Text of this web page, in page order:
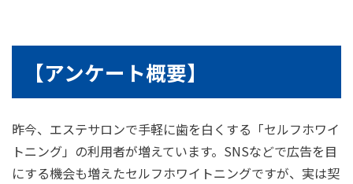
【アンケート概要】
昨今、エステサロンで⼿軽に⻭を⽩くする「セルフホワイ
トニング」の利⽤者が増えています。SNSなどで広告を⽬
にする機会も増えたセルフホワイトニングですが、実は契